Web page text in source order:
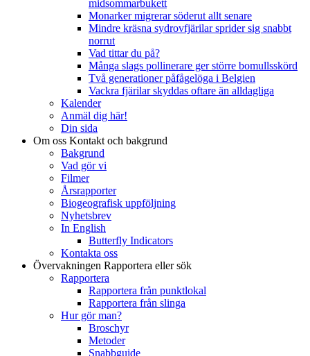
midsommarbukett
Monarker migrerar söderut allt senare
Mindre kräsna sydrovfjärilar sprider sig snabbt
norrut
Vad tittar du på?
Många slags pollinerare ger större bomullsskörd
Två generationer påfågelöga i Belgien
Vackra fjärilar skyddas oftare än alldagliga
Kalender
Anmäl dig här!
Din sida
Om oss Kontakt och bakgrund
Bakgrund
Vad gör vi
Filmer
Årsrapporter
Biogeografisk uppföljning
Nyhetsbrev
In English
Butterfly Indicators
Kontakta oss
Övervakningen Rapportera eller sök
Rapportera
Rapportera från punktlokal
Rapportera från slinga
Hur gör man?
Broschyr
Metoder
Snabbguide